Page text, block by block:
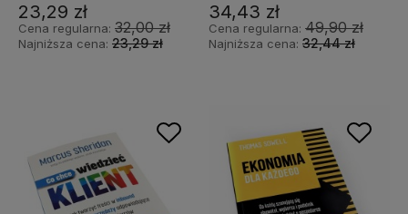
23,29 zł
Cena regularna: 32,00 zł
Najniższa cena: 23,29 zł
34,43 zł
Cena regularna: 49,90 zł
Najniższa cena: 32,44 zł